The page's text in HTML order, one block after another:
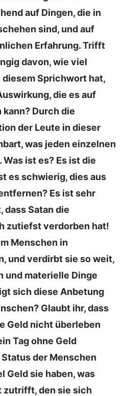
auf Dingen, die in
sind, und auf
Erfahrung. Trifft
davon, wie viel
Sprichwort hat,
die es auf
kann? Durch die
der Leute in dieser
was jeden einzelnen
ist es? Es ist die
es schwierig, dies aus
Es ist sehr
dass Satan die
zutiefst verdorben hat!
Menschen in
und verdirbt sie so weit,
und materielle Dinge
sich diese Anbetung
Glaubt ihr, dass
Geld nicht überleben
Tag ohne Geld
der Menschen
Geld sie haben, was
zutrifft, den sie sich